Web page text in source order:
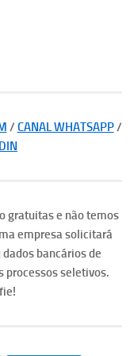
/ CANAL WHATSAPP/
gratuitas e não temos
empresa solicitará
bancários de
processos seletivos.